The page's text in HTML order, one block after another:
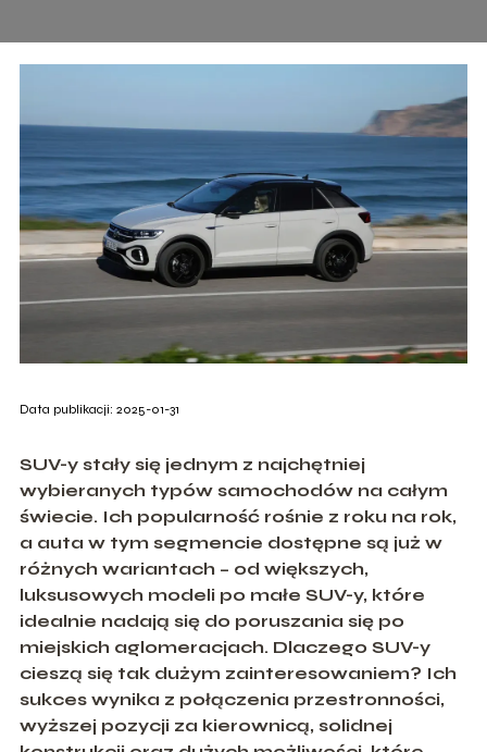
Data publikacji: 2025-01-31
SUV-y stały się jednym z najchętniej
wybieranych typów samochodów na całym
świecie. Ich popularność rośnie z roku na rok,
a auta w tym segmencie dostępne są już w
różnych wariantach – od większych,
luksusowych modeli po małe SUV-y, które
idealnie nadają się do poruszania się po
miejskich aglomeracjach. Dlaczego SUV-y
cieszą się tak dużym zainteresowaniem? Ich
sukces wynika z połączenia przestronności,
wyższej pozycji za kierownicą, solidnej